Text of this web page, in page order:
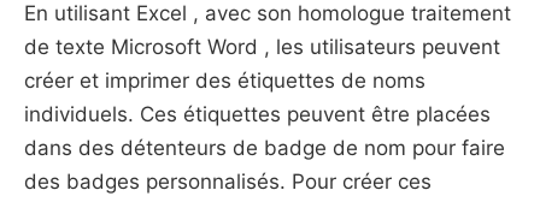
En utilisant Excel , avec son homologue traitement
de texte Microsoft Word , les utilisateurs peuvent
créer et imprimer des étiquettes de noms
individuels. Ces étiquettes peuvent être placées
dans des détenteurs de badge de nom pour faire
des badges personnalisés. Pour créer ces